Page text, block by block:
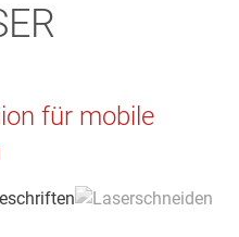
für mobile